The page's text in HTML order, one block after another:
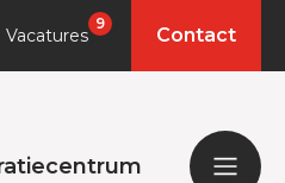
Vacatures
9
Contact